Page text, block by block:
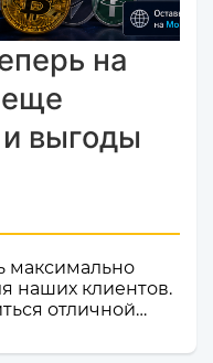
на
еще
выгоды
максимально
наших клиентов.
отличной